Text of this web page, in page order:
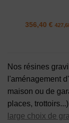
356,40 €
Nos résines
l'aménagement
maison ou de
places,
large choix de